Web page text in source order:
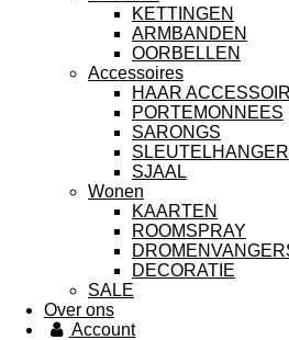
KETTINGEN
ARMBANDEN
OORBELLEN
Accessoires
HAAR
PORTEMONNEES
SARONGS
SJAAL
Wonen
KAARTEN
ROOMSPRAY
DECORATIE
SALE
Over ons
Account